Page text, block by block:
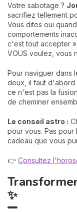
Votre sabotage ?
sacrifiez tellement
Vous dites oui
comportements
c'est tout accepter
VOUS voulez, vous
Pour naviguer dans
deux, il faut d'abord
ce n'est pas la
de cheminer
Le conseil astro :
pour vous. Pas pour
cadeau que vous
👉 Consultez
✨